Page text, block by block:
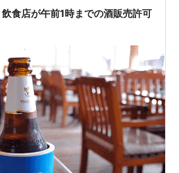
食店が午前1時までの酒販売許可